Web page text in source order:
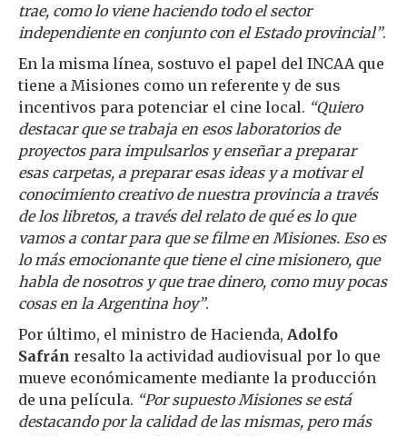
trae, como lo viene haciendo todo el sector
independiente en conjunto con el Estado provincial”.
En la misma línea, sostuvo el papel del INCAA que
tiene a Misiones como un referente y de sus
incentivos para potenciar el cine local. “Quiero
destacar que se trabaja en esos laboratorios de
proyectos para impulsarlos y enseñar a preparar
esas carpetas, a preparar esas ideas y a motivar el
conocimiento creativo de nuestra provincia a través
de los libretos, a través del relato de qué es lo que
vamos a contar para que se filme en Misiones. Eso es
lo más emocionante que tiene el cine misionero, que
habla de nosotros y que trae dinero, como muy pocas
cosas en la Argentina hoy”.
Por último, el ministro de Hacienda, Adolfo
Safrán resalto la actividad audiovisual por lo que
mueve económicamente mediante la producción
de una película. “Por supuesto Misiones se está
destacando por la calidad de las mismas, pero más